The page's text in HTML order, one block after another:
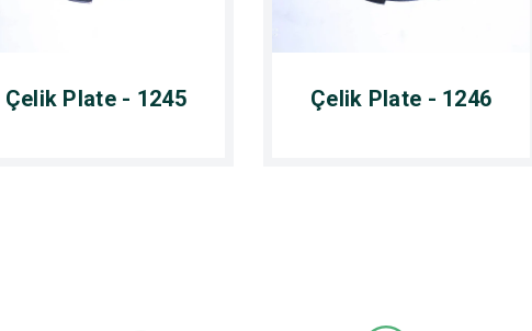
Çelik Plate - 1245 Çelik Plate - 1246